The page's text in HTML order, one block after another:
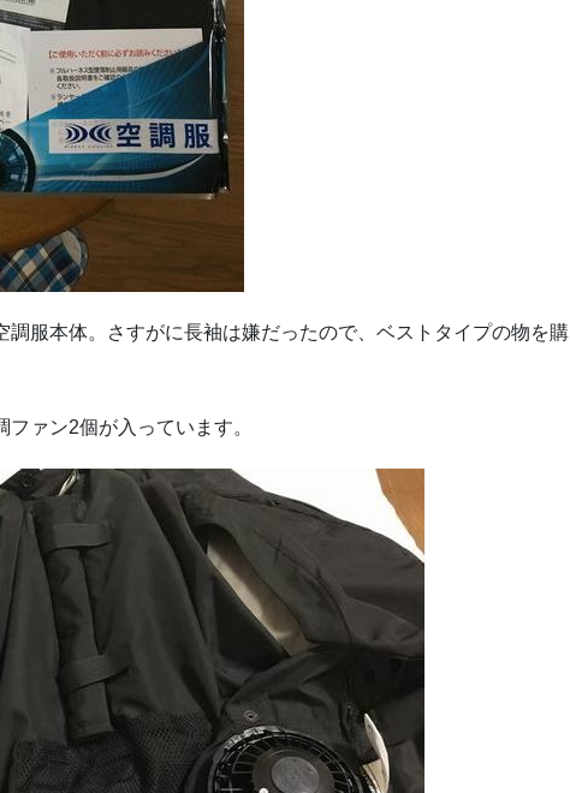
調服本体。さすがに長袖は嫌だったので、ベストタイプの物を購
ァン2個が入っています。